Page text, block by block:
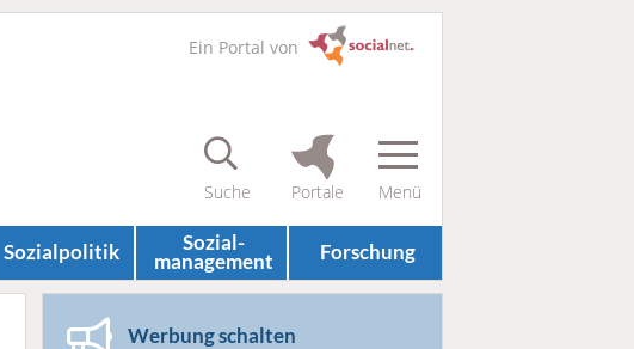
Ein Portal von
Sozial­politik Sozial­
management Forschung
Werbung schalten